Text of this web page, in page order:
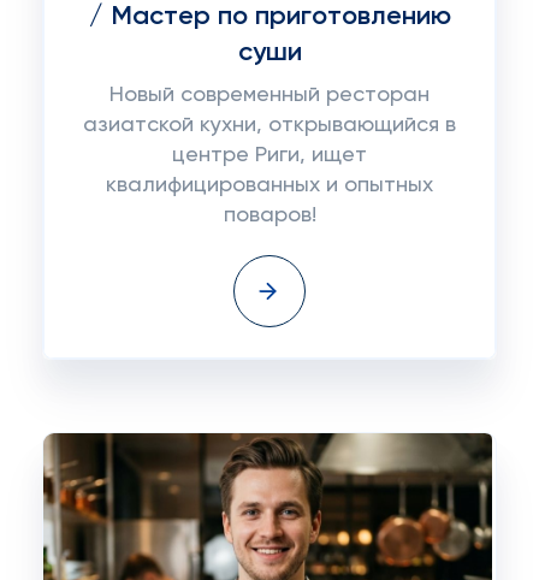
/ Мастер по приготовлению
суши
Новый современный ресторан
азиатской кухни, открывающийся в
центре Риги, ищет
квалифицированных и опытных
поваров!